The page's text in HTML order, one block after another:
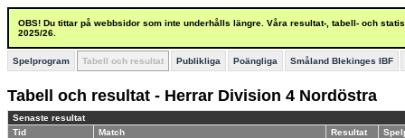
OBS! Du tittar på webbsidor som inte underhålls längre. Våra resultat-, tabell- och
2025/26.
Spelprogram Tabell och resultat Publikliga Poängliga Småland Blekinges IBF
Tabell och resultat - Herrar Division 4 Nordöstra
Senaste resultat
Tid
Match Resultat